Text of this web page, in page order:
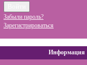
Забыли пароль?
Зарегистрироваться
Информация